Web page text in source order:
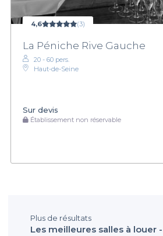
4,6 (3)
La Péniche Rive Gauche
20 - 60 pers.
Haut-de-Seine
Sur devis
Établissement non réservable
Plus de résultats
Les meilleures salles à louer